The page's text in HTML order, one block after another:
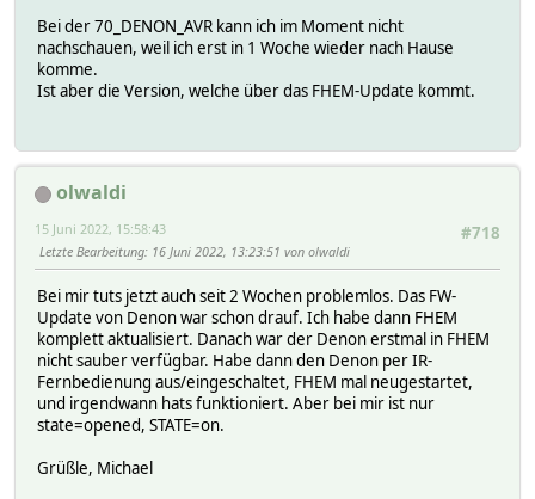
Bei der 70_DENON_AVR kann ich im Moment nicht
nachschauen, weil ich erst in 1 Woche wieder nach Hause
komme.
Ist aber die Version, welche über das FHEM-Update kommt.
olwaldi
#718
15 Juni 2022, 15:58:43
Letzte Bearbeitung: 16 Juni 2022, 13:23:51 von olwaldi
Bei mir tuts jetzt auch seit 2 Wochen problemlos. Das FW-
Update von Denon war schon drauf. Ich habe dann FHEM
komplett aktualisiert. Danach war der Denon erstmal in FHEM
nicht sauber verfügbar. Habe dann den Denon per IR-
Fernbedienung aus/eingeschaltet, FHEM mal neugestartet,
und irgendwann hats funktioniert. Aber bei mir ist nur
state=opened, STATE=on.
Grüßle, Michael